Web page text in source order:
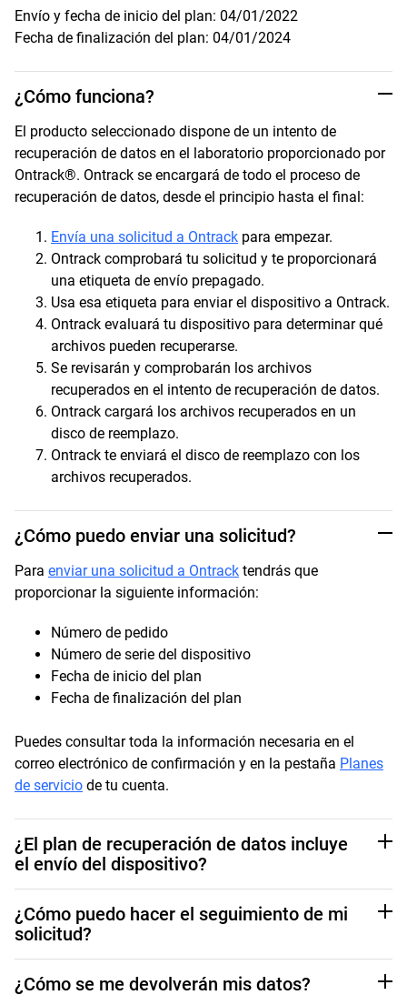
Envío y fecha de inicio del plan: 04/01/2022
Fecha de finalización del plan: 04/01/2024
¿Cómo funciona?
El producto seleccionado dispone de un intento de
recuperación de datos en el laboratorio proporcionado por
Ontrack®. Ontrack se encargará de todo el proceso de
recuperación de datos, desde el principio hasta el final:
Envía una solicitud a Ontrack para empezar.
Ontrack comprobará tu solicitud y te proporcionará
una etiqueta de envío prepagado.
Usa esa etiqueta para enviar el dispositivo a Ontrack.
Ontrack evaluará tu dispositivo para determinar qué
archivos pueden recuperarse.
Se revisarán y comprobarán los archivos
recuperados en el intento de recuperación de datos.
Ontrack cargará los archivos recuperados en un
disco de reemplazo.
Ontrack te enviará el disco de reemplazo con los
archivos recuperados.
¿Cómo puedo enviar una solicitud?
Para enviar una solicitud a Ontrack tendrás que
proporcionar la siguiente información:
Número de pedido
Número de serie del dispositivo
Fecha de inicio del plan
Fecha de finalización del plan
Puedes consultar toda la información necesaria en el
correo electrónico de confirmación y en la pestaña Planes
de servicio de tu cuenta.
¿El plan de recuperación de datos incluye
el envío del dispositivo?
enviar el dispositivo afectado a Ontrack y el coste de
hacerte llegar el dispositivo con los datos
recuperados,mediante la etiqueta de envío prepagado.
¿Cómo puedo hacer el seguimiento de mi
solicitud?
representante específico del servicio de atención al cliente
¿Cómo se me devolverán mis datos?